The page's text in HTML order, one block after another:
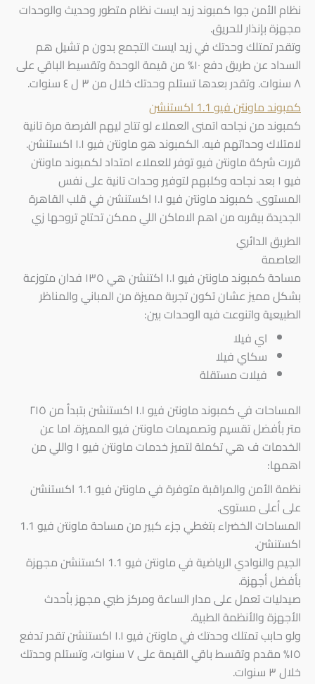
نظام الأمن جوا كمبوند زيد ايست نظام متطور وحديث والوحدات
مجهزة بإنذار للحريق.
وتقدر تمتلك وحدتك في زيد ايست التجمع بدون م تشيل هم
السداد عن طريق دفع ١٠% من قيمة الوحدة وتقسيط الباقي على
٨ سنوات. وتقدر بعدها تستلم وحدتك خلال من ٣ ل ٤ سنوات.
كمبوند ماونتن فيو 1.1 اكستنشن
كمبوند من نجاحه اتمنى العملاء لو تتاح ليهم الفرصة مرة تانية
لامتلاك وحداتهم فيه. الكمبوند هو ماونتن فيو ١.١ اكستنشن.
قررت شركة ماونتن فيو توفر للعملاء امتداد لكمبوند ماونتن
فيو ١ بعد نجاحه وكلبهم لتوفير وحدات تانية على نفس
المستوى. كمبوند ماونتن فيو ١.١ اكستنشن في قلب القاهرة
الجديدة بيقربه من اهم الاماكن اللي ممكن تحتاج تروحها زي
الطريق الدائري
‏العاصمة
‏مساحة كمبوند ماونتن فيو ١.١ اكتنشن هي ١٣٥ فدان متوزعة
بشكل مميز عشان تكون تجربة مميزة من المباني والمناظر
الطبيعية واتنوعت فيه الوحدات بين:
‏اي فيلا
‏سكاي فيلا
‏فيلات مستقلة
‏المساحات في كمبوند ماونتن فيو ١.١ اكستنشن بتبدأ من ٢١٥
متر بأفضل تقسيم وتصميمات ماونتن فيو المميزة. اما عن
الخدمات ف هي تكملة لتميز خدمات ماونتن فيو ١ واللي من
اهمها:
نظمة الأمن والمراقبة متوفرة في ماونتن فيو 1.1 اكستنشن
على أعلى مستوى.
المساحات الخضراء بتغطي جزء كبير من مساحة ماونتن فيو 1.1
اكستنشن.
الجيم والنوادي الرياضية في ماونتن فيو 1.1 اكستنشن مجهزة
بأفضل أجهزة.
صيدليات تعمل على مدار الساعة ومركز طبي مجهز بأحدث
الأجهزة والأنظمة الطبية.
‏ولو حابب تمتلك وحدتك في ماونتن فيو ١.١ اكستنشن تقدر تدفع
١٥% مقدم وتقسط باقي القيمة على ٧ سنوات، وتستلم وحدتك
خلال ٣ سنوات.